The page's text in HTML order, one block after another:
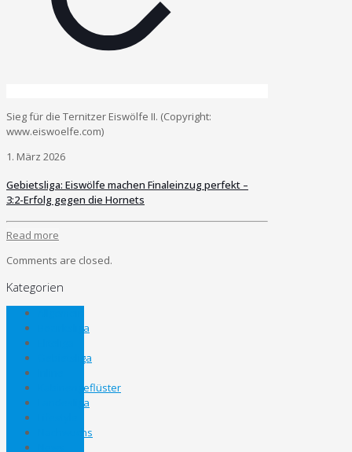
Sieg für die Ternitzer Eiswölfe II. (Copyright:
www.eiswoelfe.com)
1. März 2026
Gebietsliga: Eiswölfe machen Finaleinzug perfekt –
3:2-Erfolg gegen die Hornets
Read more
Comments are closed.
Kategorien
Bezirksliga
Gebietsliga
Kabinengeflüster
Landesliga
Nachwuchs